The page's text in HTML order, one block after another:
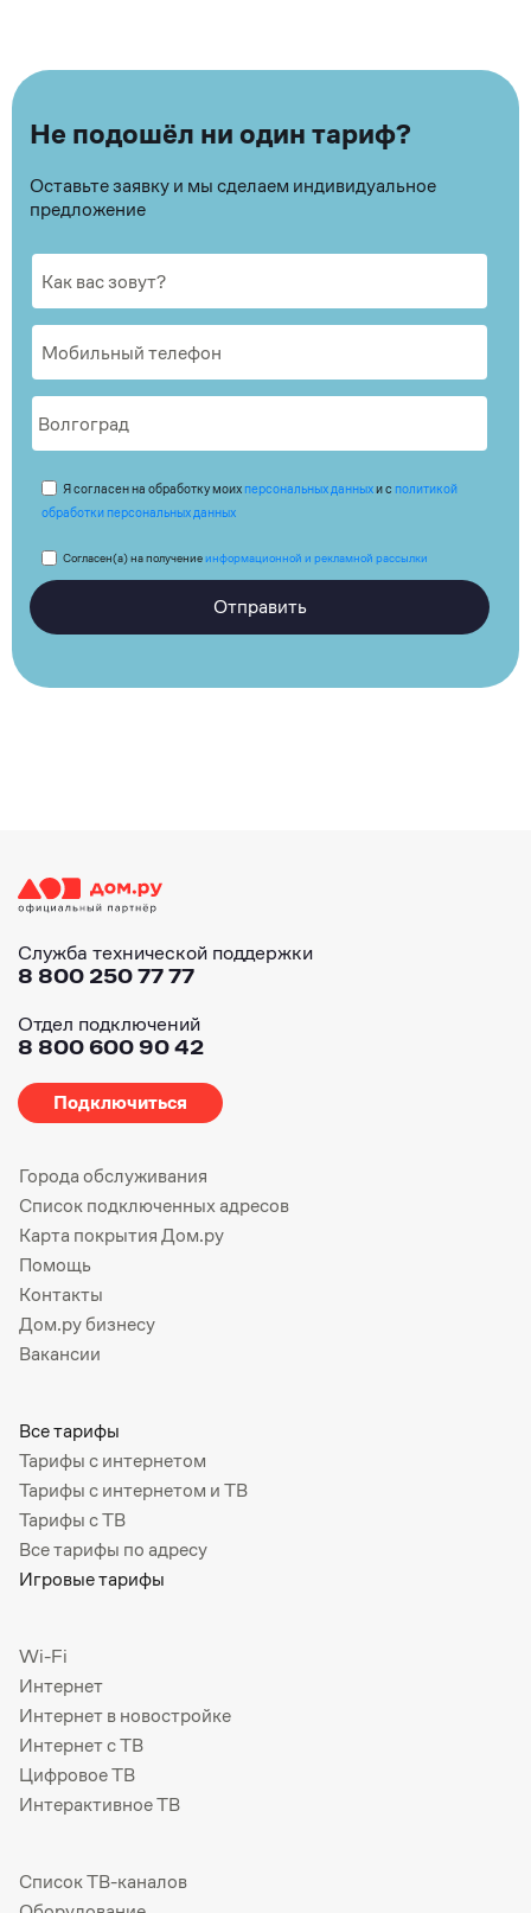
Не подошёл ни один тариф?
Оставьте заявку и мы сделаем индивидуальное
предложение
Я согласен на обработку моих персональных данныхи с политикой
обработки персональных данных
Согласен(а) на получениеинформационной и рекламной рассылки
Отправить
Служба технической поддержки
8 800 250 77 77
Отдел подключений
8 800 600 90 42
Подключиться
Города обслуживания
Список подключенных адресов
Карта покрытия Дом.ру
Помощь
Контакты
Дом.ру бизнесу
Вакансии
Все тарифы
Тарифы с интернетом
Тарифы с интернетом и ТВ
Тарифы с ТВ
Все тарифы по адресу
Игровые тарифы
Wi-Fi
Интернет
Интернет в новостройке
Интернет с ТВ
Цифровое ТВ
Интерактивное ТВ
Список ТВ-каналов